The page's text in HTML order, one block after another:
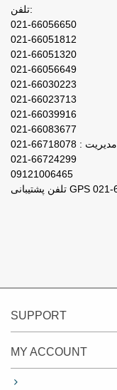
تلفن:
021-66056650
021-66051812
021-66051320
021-66056649
021-66030223
021-66023713
021-66039916
021-66083677
مدیریت : 66718078-021
021-66724299
09121006465
SUPPORT
MY ACCOUNT